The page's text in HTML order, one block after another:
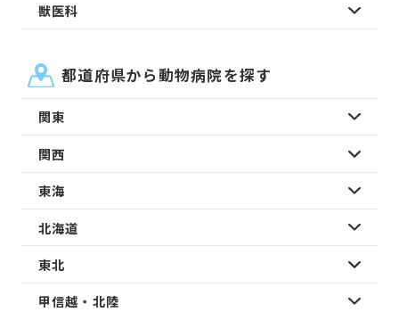
獣医科
都道府県から動物病院を探す
関東
関西
東海
北海道
東北
甲信越・北陸